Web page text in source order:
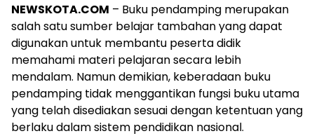
NEWSKOTA.COM – Buku pendamping merupakan
salah satu sumber belajar tambahan yang dapat
digunakan untuk membantu peserta didik
memahami materi pelajaran secara lebih
mendalam. Namun demikian, keberadaan buku
pendamping tidak menggantikan fungsi buku utama
yang telah disediakan sesuai dengan ketentuan yang
berlaku dalam sistem pendidikan nasional.